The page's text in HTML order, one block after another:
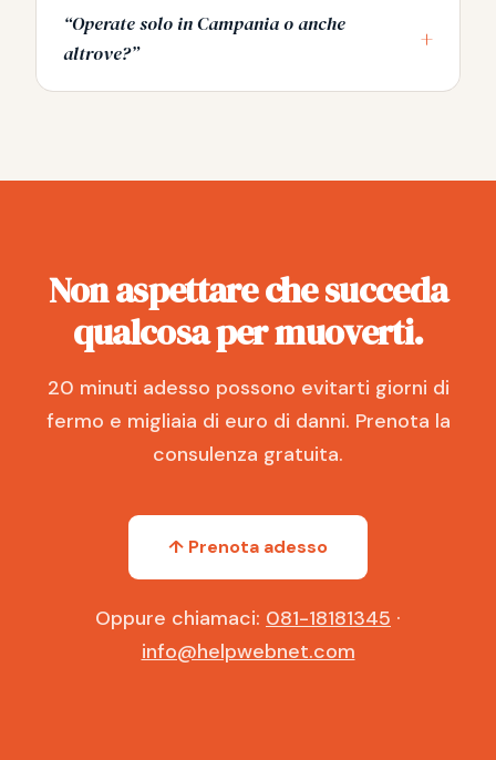
“Operate solo in Campania o anche
altrove?”
+
Non aspettare che succeda
qualcosa per muoverti.
20 minuti adesso possono evitarti giorni di
fermo e migliaia di euro di danni. Prenota la
consulenza gratuita.
↑ Prenota adesso
Oppure chiamaci: 081-18181345 ·
info@helpwebnet.com